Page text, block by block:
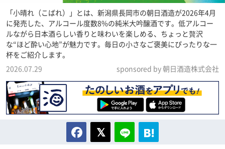
「小晴れ（こばれ）」とは、新潟県長岡市の朝日酒造が2026年4月
に発売した、アルコール度数8%の純米大吟醸酒です。低アルコー
ルながら日本酒らしい香りと味わいを楽しめる、ちょっと贅沢
な“ほど酔い心地”が魅力です。毎日の小さなご褒美にぴったりな一
杯をご紹介します。
2026.07.29
sponsored by 朝日酒造株式会社